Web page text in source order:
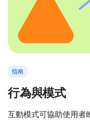
指南
行為與模式
互動模式可協助使用者